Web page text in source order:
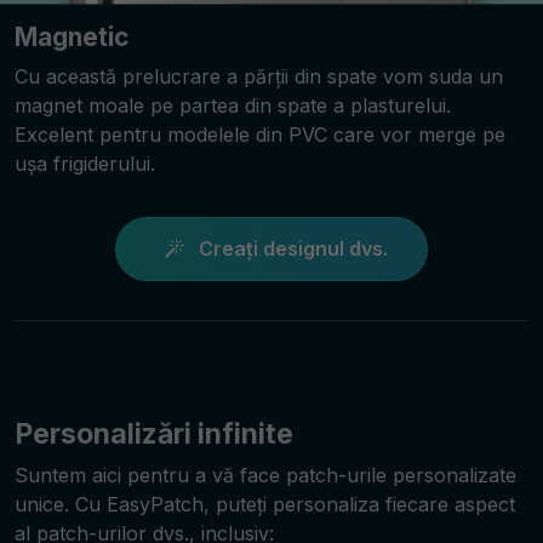
Magnetic
Cu această prelucrare a părții din spate vom suda un
magnet moale pe partea din spate a plasturelui.
Excelent pentru modelele din PVC care vor merge pe
ușa frigiderului.
Creați designul dvs.
Personalizări infinite
Suntem aici pentru a vă face patch-urile personalizate
unice. Cu EasyPatch, puteți personaliza fiecare aspect
al patch-urilor dvs., inclusiv: